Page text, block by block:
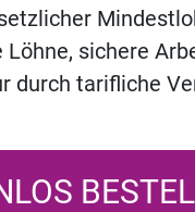
sichere
durch tarifliche